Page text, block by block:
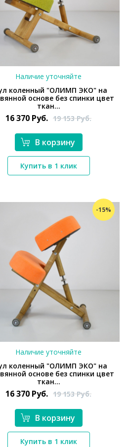
*}
Наличие уточняйте
коленный "ОЛИМП ЭКО" на
основе без спинки цвет
ткан...
16 370 Руб. 19 153Руб.
В корзину
Купить в 1 клик
-15%
*}
Наличие уточняйте
коленный "ОЛИМП ЭКО" на
основе без спинки цвет
ткан...
16 370 Руб. 19 153Руб.
В корзину
Купить в 1 клик